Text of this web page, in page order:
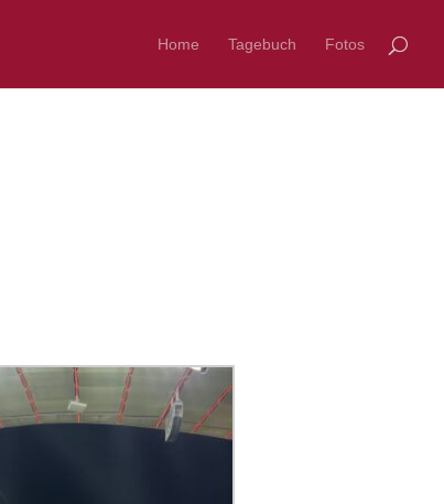
Home Tagebuch Fotos